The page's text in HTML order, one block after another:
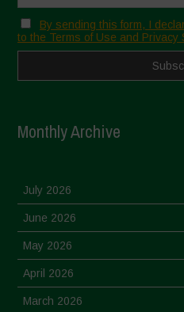
By sending this form, I
to the Terms of Use and Privacy
Monthly Archive
July 2026
June 2026
May 2026
April 2026
March 2026